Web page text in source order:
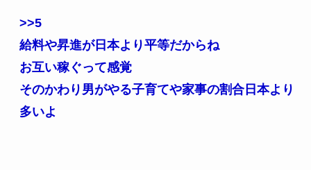
>>5
給料や昇進が日本より平等だからね
お互い稼ぐって感覚
そのかわり男がやる子育てや家事の割合日本より
多いよ